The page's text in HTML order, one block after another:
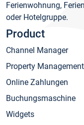
Ferienwohnung,
oder Hotelgruppe.
Product
Channel Manager
Property
Online Zahlungen
Buchungsmaschine
Widgets